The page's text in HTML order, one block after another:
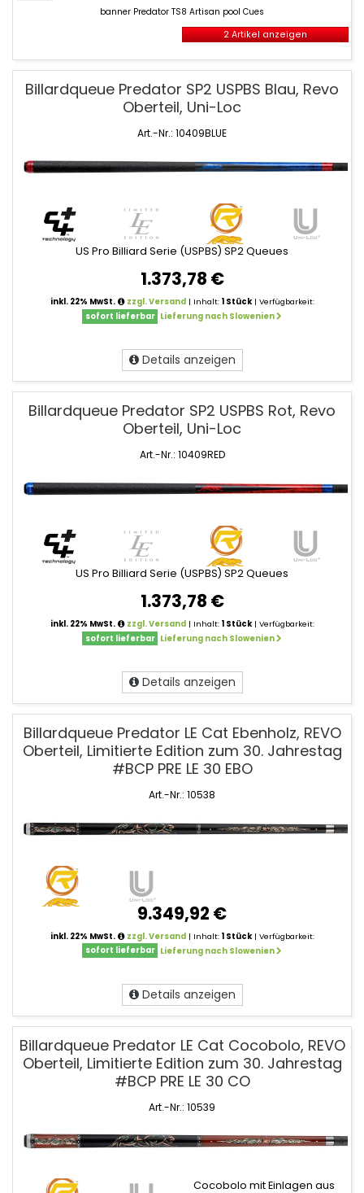
Cues
banner Predator TS8 Artisan pool Cues
2 Artikel anzeigen
Pool-
Queues
Billardqueue Predator SP2 USPBS Blau, Revo
Oberteil, Uni-Loc
Art.-Nr.: 10409BLUE
US Pro Billiard Serie (USPBS) SP2 Queues
1.373,78 €
inkl. 22% MwSt. zzgl. Versand | Inhalt: 1 Stück| Verfügbarkeit:
sofort lieferbar Lieferung nach Slowenien
Details anzeigen
Billardqueue Predator SP2 USPBS Rot, Revo
Oberteil, Uni-Loc
Art.-Nr.: 10409RED
US Pro Billiard Serie (USPBS) SP2 Queues
1.373,78 €
inkl. 22% MwSt. zzgl. Versand | Inhalt: 1 Stück| Verfügbarkeit:
sofort lieferbar Lieferung nach Slowenien
Details anzeigen
Billardqueue Predator LE Cat Ebenholz, REVO
Oberteil, Limitierte Edition zum 30. Jahrestag
#BCP PRE LE 30 EBO
Art.-Nr.: 10538
9.349,92 €
inkl. 22% MwSt. zzgl. Versand| Inhalt: 1 Stück| Verfügbarkeit:
sofort lieferbar Lieferung nach Slowenien
Details anzeigen
Billardqueue Predator LE Cat Cocobolo, REVO
Oberteil, Limitierte Edition zum 30. Jahrestag
#BCP PRE LE 30 CO
Art.-Nr.: 10539
Cocobolo mit Einlagen aus